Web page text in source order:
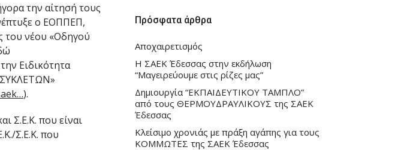
την αίτησή τους
ο ΕΟΠΠΕΠ,
του νέου «Οδηγού
Ειδικότητα
).
Σ.Ε.Κ. που είναι
Σ.Ε.Κ. που
Πρόσφατα άρθρα
Αποχαιρετισμός
Η ΣΑΕΚ Έδεσσας στην εκδήλωση
“Μαγειρεύουμε στις ρίζες μας”
Δημιουργία “ΕΚΠΑΙΔΕΥΤΙΚΟΥ ΤΑΜΠΛΟ”
από τους ΘΕΡΜΟΥΔΡΑΥΛΙΚΟΥΣ της ΣΑΕΚ
Έδεσσας
Κλείσιμο χρονιάς με πράξη αγάπης για τους
ΚΟΜΜΩΤΕΣ της ΣΑΕΚ Έδεσσας